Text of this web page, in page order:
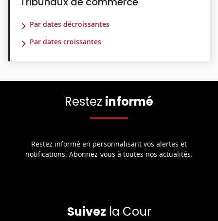
Par dates décroissantes
Par dates croissantes
Restez informé
Restez informé en personnalisant vos alertes et
notifications. Abonnez-vous à toutes nos actualités.
Suivez la Cour